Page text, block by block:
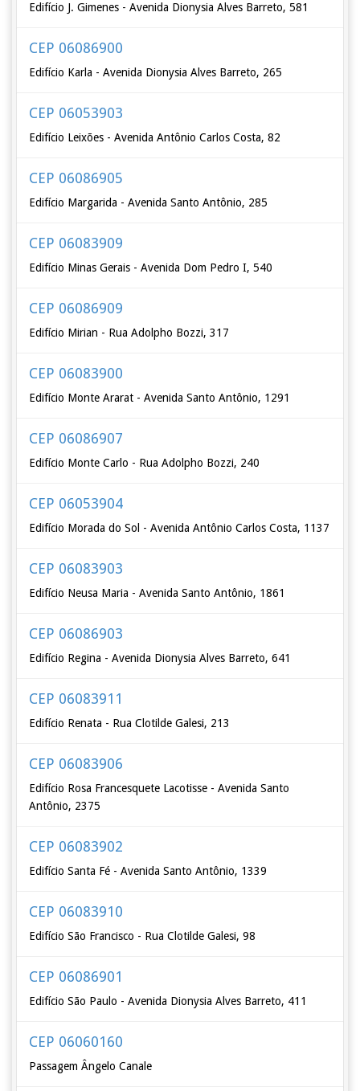
Edifício J. Gimenes - Avenida Dionysia Alves Barreto, 581
CEP 06086900
Edifício Karla - Avenida Dionysia Alves Barreto, 265
CEP 06053903
Edifício Leixões - Avenida Antônio Carlos Costa, 82
CEP 06086905
Edifício Margarida - Avenida Santo Antônio, 285
CEP 06083909
Edifício Minas Gerais - Avenida Dom Pedro I, 540
CEP 06086909
Edifício Mirian - Rua Adolpho Bozzi, 317
CEP 06083900
Edifício Monte Ararat - Avenida Santo Antônio, 1291
CEP 06086907
Edifício Monte Carlo - Rua Adolpho Bozzi, 240
CEP 06053904
Edifício Morada do Sol - Avenida Antônio Carlos Costa, 1137
CEP 06083903
Edifício Neusa Maria - Avenida Santo Antônio, 1861
CEP 06086903
Edifício Regina - Avenida Dionysia Alves Barreto, 641
CEP 06083911
Edifício Renata - Rua Clotilde Galesi, 213
CEP 06083906
Edifício Rosa Francesquete Lacotisse - Avenida Santo
Antônio, 2375
CEP 06083902
Edifício Santa Fé - Avenida Santo Antônio, 1339
CEP 06083910
Edifício São Francisco - Rua Clotilde Galesi, 98
CEP 06086901
Edifício São Paulo - Avenida Dionysia Alves Barreto, 411
CEP 06060160
Passagem Ângelo Canale